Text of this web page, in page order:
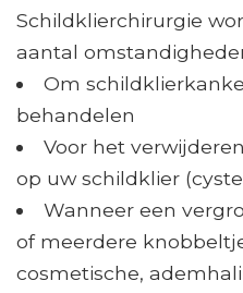
Schildklierchirurgie
aantal
Om
behandelen
Voor het
op uw schildklier
Wanneer een
of meerdere
cosmetische,